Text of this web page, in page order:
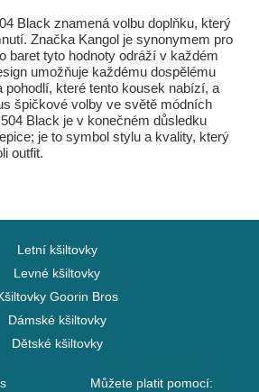
Black znamená volbu doplňku, který
Značka Kangol je synonymem pro
baret tyto hodnoty odráží v každém
umožňuje každému dospělému
pohodlí, které tento kousek nabízí, a
špičkové volby ve světě módních
Black je v konečném důsledku
je to symbol stylu a kvality, který
outfit.
Letní kšiltovky
Levné kšiltovky
Goorin Bros
Dámské kšiltovky
Dětské kšiltovky
Můžete platit pomocí: